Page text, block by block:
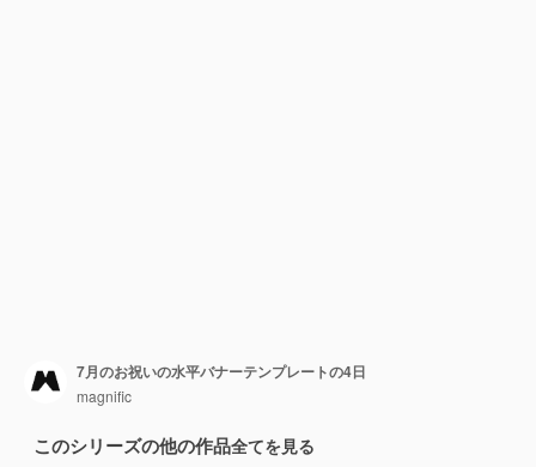
7月のお祝いの水平バナーテンプレートの4日
magnific
このシリーズの他の作品全てを見る